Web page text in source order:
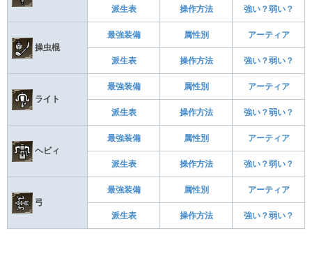
派生表 操作方法 強い？弱い？
操虫棍
最強装備 属性別 アーティア
派生表 操作方法 強い？弱い？
ライト
最強装備 属性別 アーティア
派生表 操作方法 強い？弱い？
ヘビィ
最強装備 属性別 アーティア
派生表 操作方法 強い？弱い？
弓
最強装備 属性別 アーティア
派生表 操作方法 強い？弱い？